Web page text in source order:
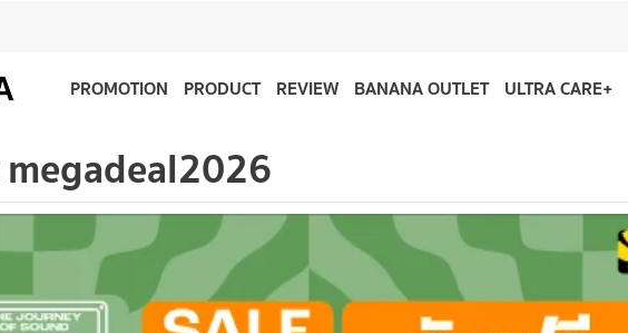
PROMOTION PRODUCT REVIEW BANANA OUTLET ULTRA CARE+
megadeal2026